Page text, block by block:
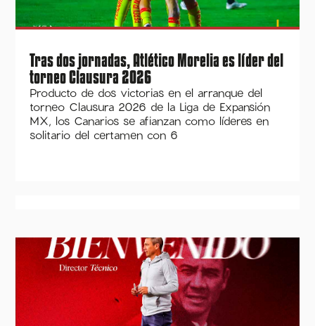
Tras dos jornadas, Atlético Morelia es líder del
torneo Clausura 2026
Producto de dos victorias en el arranque del
torneo Clausura 2026 de la Liga de Expansión
MX, los Canarios se afianzan como líderes en
solitario del certamen con 6